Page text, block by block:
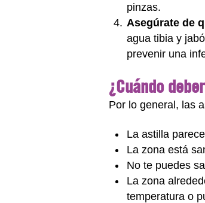
pinzas.
Asegúrate de
agua tibia y
prevenir una
¿Cuándo
Por lo general, las
La astilla
La zona está
No te puedes
La zona
temperatura o